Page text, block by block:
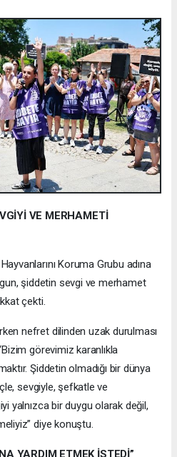
VE MERHAMETİ
Koruma Grubu adına
şiddetin sevgi ve merhamet
çekti.
nefret dilinden uzak durulması
görevimiz karanlıkla
Şiddetin olmadığı bir dünya
sevgiyle, şefkatle ve
yalnızca bir duygu olarak değil,
diye konuştu.